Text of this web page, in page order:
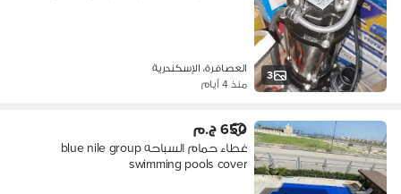
3
العصافرة، الإسكندرية
منذ 4 أيام
650 ج.م
غطاء حمام السباحه blue nile group
swimming pools cover